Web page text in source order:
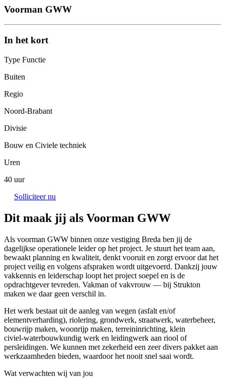
Voorman GWW
In het kort
Type Functie
Buiten
Regio
Noord-Brabant
Divisie
Bouw en Civiele techniek
Uren
40 uur
Solliciteer nu
Dit maak jij als Voorman GWW
Als voorman GWW binnen onze vestiging Breda ben jij de
dagelijkse operationele leider op het project. Je stuurt het team aan,
bewaakt planning en kwaliteit, denkt vooruit en zorgt ervoor dat het
project veilig en volgens afspraken wordt uitgevoerd. Dankzij jouw
vakkennis en leiderschap loopt het project soepel en is de
opdrachtgever tevreden. Vakman of vakvrouw — bij Strukton
maken we daar geen verschil in.
Het werk bestaat uit de aanleg van wegen (asfalt en/of
elementverharding), riolering, grondwerk, straatwerk, waterbeheer,
bouwrijp maken, woonrijp maken, terreininrichting, klein
civiel‑waterbouwkundig werk en leidingwerk aan riool of
persleidingen. We kunnen met zekerheid een zeer divers pakket aan
werkzaamheden bieden, waardoor het nooit snel saai wordt.
Wat verwachten wij van jou